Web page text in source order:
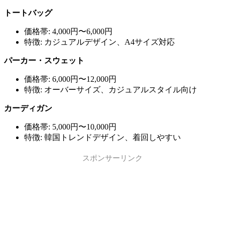
トートバッグ
価格帯: 4,000円〜6,000円
特徴: カジュアルデザイン、A4サイズ対応
パーカー・スウェット
価格帯: 6,000円〜12,000円
特徴: オーバーサイズ、カジュアルスタイル向け
カーディガン
価格帯: 5,000円〜10,000円
特徴: 韓国トレンドデザイン、着回しやすい
スポンサーリンク